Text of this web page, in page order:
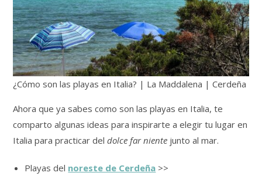
¿Cómo son las playas en Italia? | La Maddalena | Cerdeña
Ahora que ya sabes como son las playas en Italia, te
comparto algunas ideas para inspirarte a elegir tu lugar en
Italia para practicar deldolce far niente junto al mar.
Playas del noreste de Cerdeña >>